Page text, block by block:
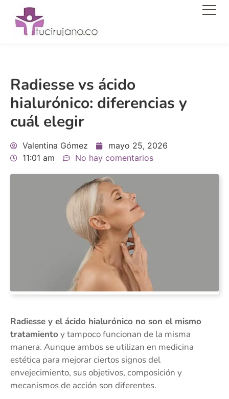
Radiesse vs ácido
hialurónico: diferencias y
cuál elegir
Valentina Gómez
mayo 25, 2026
11:01 am
No hay comentarios
Radiesse y el ácido hialurónico no son el mismo
tratamiento y tampoco funcionan de la misma
manera. Aunque ambos se utilizan en medicina
estética para mejorar ciertos signos del
envejecimiento, sus objetivos, composición y
mecanismos de acción son diferentes.